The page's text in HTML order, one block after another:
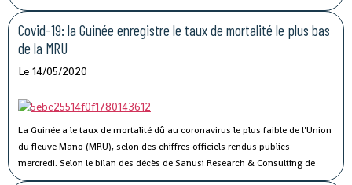
port sec de Kagbelen, permettra « l’amélioration des performances et la
compétitivité du Port Autonome de Conakry ».« Le développement du port
sec de Kagbelen répond au double défi de la gestion optimale des espaces
de stockage du terminal à conteneurs et de la célérité des services de
livraison des véhicules. En complément des nouveaux portiques de parc
permettra l’amélioration des performances et la compétitivité du Port
Autonome de Conakry, », a déclaré Madame Traoré Tahirou Barry,
Directrice générale de Conakry Terminal.
Covid-19: la Guinée enregistre le taux de mortalité le plus bas
de la MRU
Le 14/05/2020
La Guinée a le taux de mortalité dû au coronavirus le plus faible de l'Union
du fleuve Mano (MRU), selon des chiffres officiels rendus publics
mercredi. Selon le bilan des décès de Sanusi Research & Consulting de
l’Union, qui regroupe la Côte d’Ivoire, la Guinée, le Libéria et la Sierra Leone,